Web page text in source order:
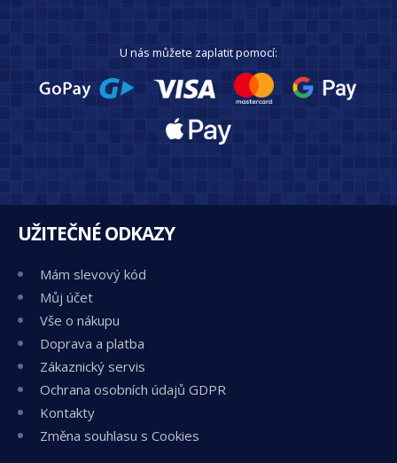
U nás můžete zaplatit pomocí:
UŽITEČNÉ ODKAZY
Mám slevový kód
Můj účet
Vše o nákupu
Doprava a platba
Zákaznický servis
Ochrana osobních údajů GDPR
Kontakty
Změna souhlasu s Cookies